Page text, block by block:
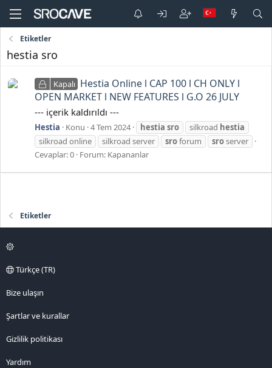
Etiketler
hestia sro
Kapalı Hestia Online l CAP 100 l CH ONLY l
OPEN MARKET l NEW FEATURES l G.O 26 JULY
--- içerik kaldırıldı ---
Hestia Konu 4 Tem 2024 hestia sro silkroad hestia
silkroad online
silkroad server sroforum sroserver
Cevaplar: 0 Forum: Kapananlar
Etiketler
Türkçe (TR)
Bize ulaşın
Şartlar ve kurallar
Gizlilik politikası
Yardım